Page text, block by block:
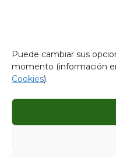
Puede cambiar sus
momento (información
Cookies).